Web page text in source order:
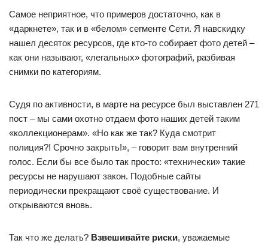
Самое неприятное, что примеров достаточно, как в
«даркнете», так и в «белом» сегменте Сети. Я навскидку
нашел десяток ресурсов, где кто-то собирает фото детей –
как они называют, «легальных» фотографий, разбивая
снимки по категориям.
Судя по активности, в марте на ресурсе был выставлен 271
пост – мы сами охотно отдаем фото наших детей таким
«коллекционерам». «Но как же так? Куда смотрит
полиция?! Срочно закрыть!», – говорит вам внутренний
голос. Если бы все было так просто: «технически» такие
ресурсы не нарушают закон. Подобные сайты
периодически прекращают своё существование. И
открываются вновь.
Так что же делать? Взвешивайте риски, уважаемые